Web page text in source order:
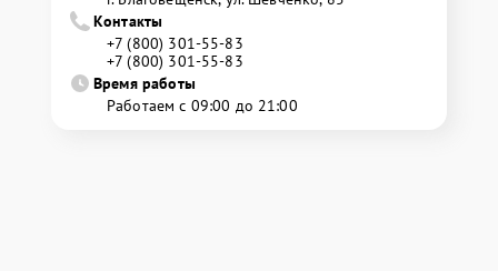
Контакты
+7 (800) 301-55-83
+7 (800) 301-55-83
Время работы
Работаем с 09:00 до 21:00